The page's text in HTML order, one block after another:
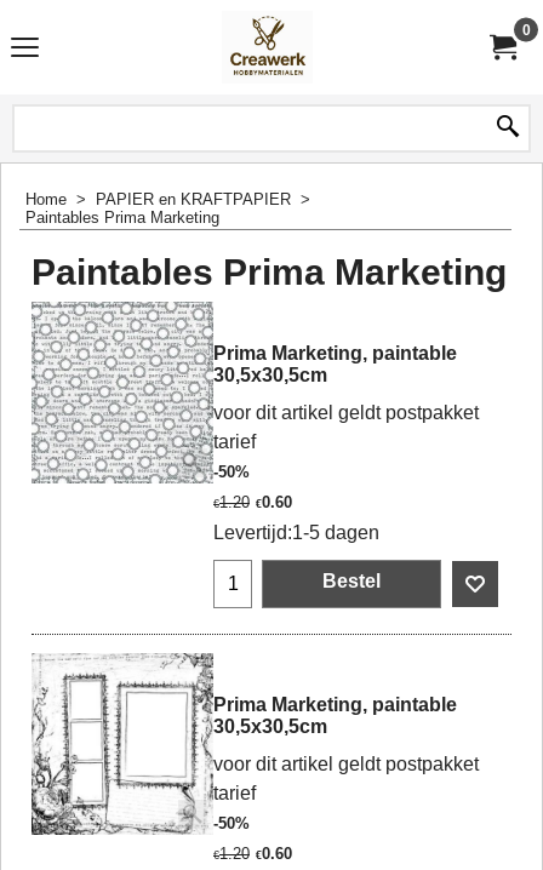
0
Home > PAPIER en KRAFTPAPIER >
Paintables Prima Marketing
Paintables Prima Marketing
Prima Marketing, paintable
30,5x30,5cm
voor dit artikel geldt postpakket
tarief
-50%
€1.20 €0.60
Levertijd:1-5 dagen
Bestel
Prima Marketing, paintable
30,5x30,5cm
voor dit artikel geldt postpakket
tarief
-50%
€1.20 €0.60